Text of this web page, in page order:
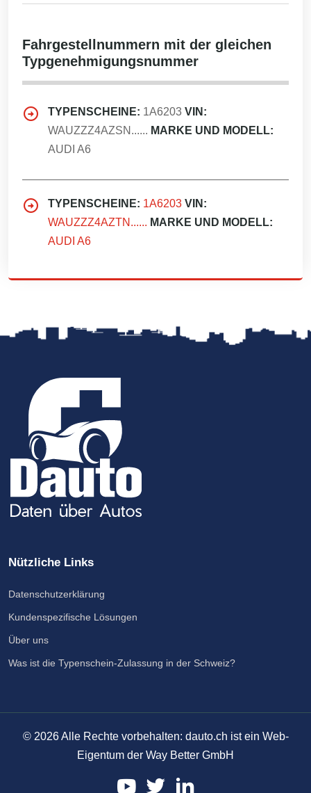
Fahrgestellnummern mit der gleichen
Typgenehmigungsnummer
TYPENSCHEINE: 1A6203 VIN:
WAUZZZ4AZSN...... MARKE UND MODELL:
AUDI A6
TYPENSCHEINE: 1A6203 VIN:
WAUZZZ4AZTN...... MARKE UND MODELL:
AUDI A6
Nützliche Links
Datenschutzerklärung
Kundenspezifische Lösungen
Über uns
Was ist die Typenschein-Zulassung in der Schweiz?
© 2026Alle Rechte vorbehalten: dauto.ch ist ein Web-
Eigentum der Way Better GmbH